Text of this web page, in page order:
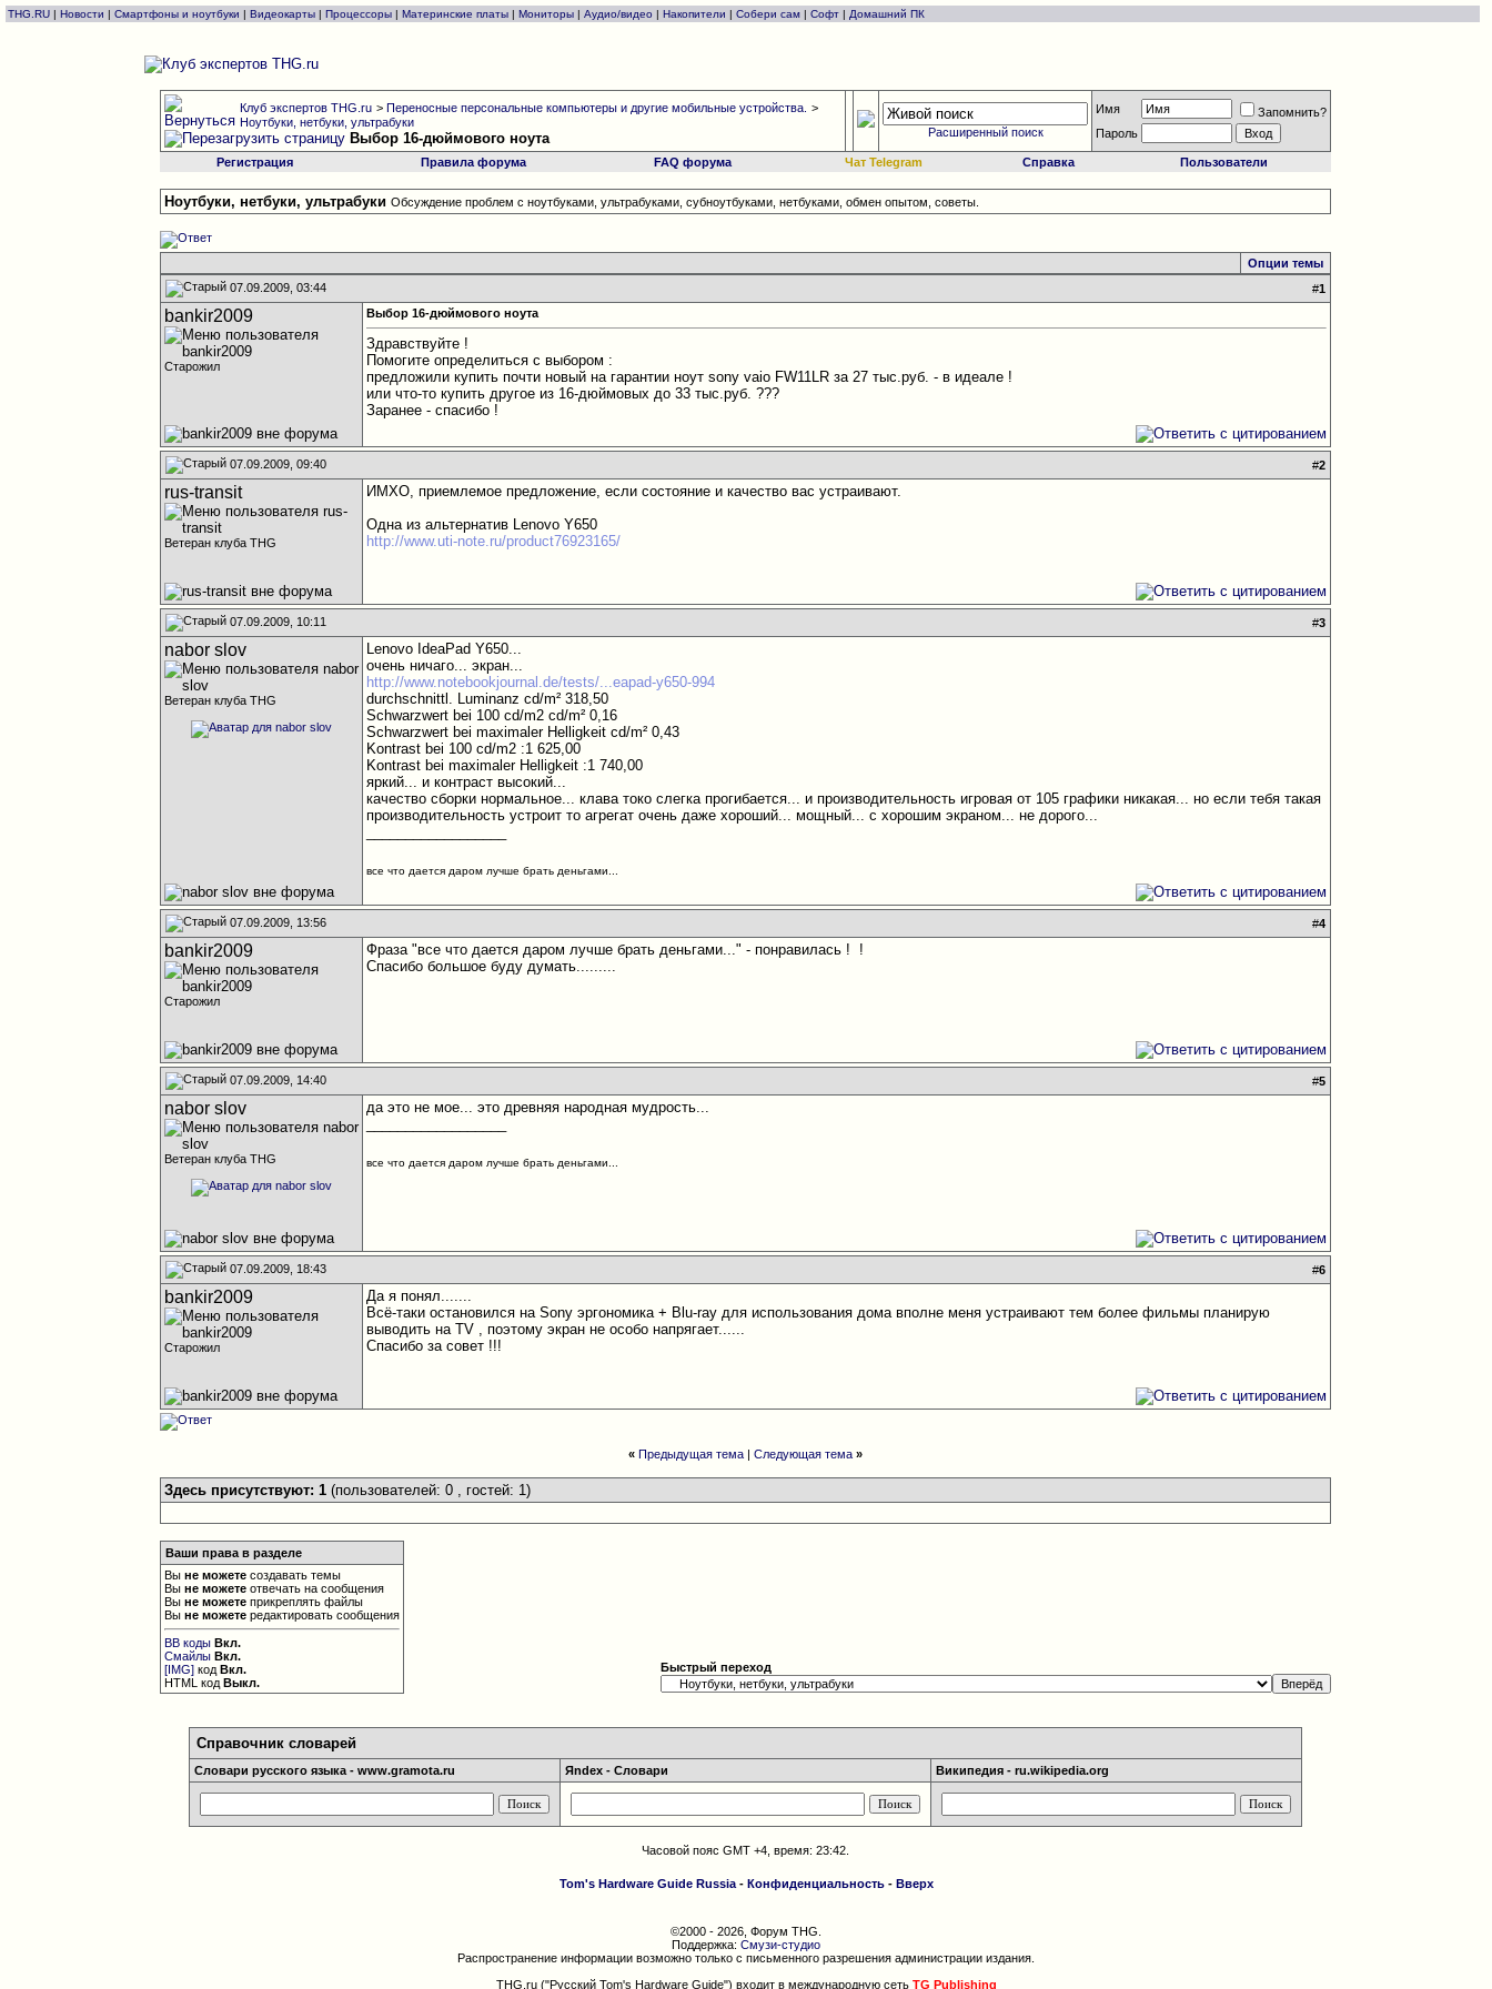
THG.RU | Новости | Смартфоны и ноутбуки | Видеокарты | Процессоры | Материнские платы | Мониторы | Аудио/видео | Накопители | Собери сам | Софт | Домашний ПК
Клуб экспертов THG.ru >Переносные персональные компьютеры и другие мобильные устройства.
>
Ноутбуки, нетбуки, ультрабуки
Выбор 16-дюймового ноута Расширенный поиск
Имя
Запомнить?
Пароль
Регистрация Правила форума FAQ форума Чат Telegram Справка Пользователи
Ноутбуки, нетбуки, ультрабуки Обсуждение проблем с ноутбуками, ультрабуками, субноутбуками, нетбуками, обмен опытом, советы.
Опции темы
07.09.2009, 03:44
#1
bankir2009
Старожил
Выбор 16-дюймового ноута
Здравствуйте !
Помогите определиться с выбором :
предложили купить почти новый на гарантии ноут sony vaio FW11LR за 27 тыс.руб. - в идеале !
или что-то купить другое из 16-дюймовых до 33 тыс.руб. ???
Заранее - спасибо !
07.09.2009, 09:40 #2
rus-transit
Ветеран клуба THG
ИМХО, приемлемое предложение, если состояние и качество вас устраивают.
Одна из альтернатив Lenovo Y650
http://www.uti-note.ru/product76923165/
07.09.2009, 10:11 #3
nabor slov
Ветеран клуба THG
Lenovo IdeaPad Y650...
очень ничаго... экран...
http://www.notebookjournal.de/tests/...eapad-y650-994
durchschnittl. Luminanz cd/m² 318,50
Schwarzwert bei 100 cd/m2 cd/m² 0,16
Schwarzwert bei maximaler Helligkeit cd/m² 0,43
Kontrast bei 100 cd/m2 :1 625,00
Kontrast bei maximaler Helligkeit :1 740,00
яркий... и контраст высокий...
качество сборки нормальное... клава токо слегка прогибается... и производительность игровая от 105 графики никакая... но если тебя такая
производительность устроит то агрегат очень даже хороший... мощный... с хорошим экраном... не дорого...
все что дается даром лучше брать деньгами...
07.09.2009, 13:56 #4
bankir2009
Старожил
Фраза "все что дается даром лучше брать деньгами..." - понравилась !
!
Спасибо большое буду думать.........
07.09.2009, 14:40 #5
nabor slov
Ветеран клуба THG
да это не мое... это древняя народная мудрость...
все что дается даром лучше брать деньгами...
07.09.2009, 18:43 #6
bankir2009
Старожил
Да я понял.......
Всё-таки остановился на Sony эргономика + Blu-ray для использования дома вполне меня устраивают тем более фильмы планирую
выводить на TV , поэтому экран не особо напрягает......
Спасибо за совет !!!
« Предыдущая тема |Следующая тема »
Здесь присутствуют: 1(пользователей: 0 , гостей: 1)
Ваши права в разделе
Выне можете создавать темы
Выне можете отвечать на сообщения
Выне можете прикреплять файлы
Выне можете редактировать сообщения
BB коды Вкл.
Смайлы Вкл.
[IMG] кодВкл.
HTML кодВыкл.
Быстрый переход
Справочник словарей
Словари русского языка - www.gramota.ru Яndex - Словари Википедия - ru.wikipedia.org
Часовой пояс GMT +4, время:23:42
Tom's Hardware Guide Russia- Конфиденциальность- Вверх
©2000 - 2026, Форум THG.
Поддержка: Смузи-студио
Распространение информации возможно только с письменного разрешения администрации издания.
THG.ru ("Русский Tom's Hardware Guide") входит в международную сеть TG Publishing